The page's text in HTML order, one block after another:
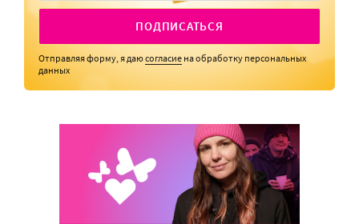
ПОДПИСАТЬСЯ
Отправляя форму, я даюсогласие на обработку персональных
данных